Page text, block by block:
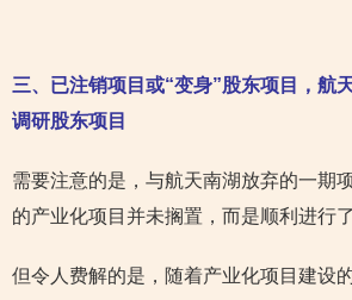
三、已注销项目或“变身”股东项目，航
调研股东项目
需要注意的是，与航天南湖放弃的一期
的产业化项目并未搁置，而是顺利进行
但令人费解的是，随着产业化项目建设